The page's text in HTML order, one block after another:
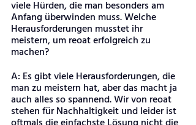
viele Hürden, die man besonders am
Anfang überwinden muss. Welche
Herausforderungen musstet ihr
meistern, um reoat erfolgreich zu
machen?
A: Es gibt viele Herausforderungen, die
man zu meistern hat, aber das macht ja
auch alles so spannend. Wir von reoat
stehen für Nachhaltigkeit und leider ist